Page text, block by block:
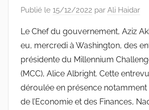
Publié le 15/12/2022 par Ali Haidar
Le Chef du gouvernement, Aziz
eu, mercredi à Washington, des
présidente du Millennium
(MCC), Alice Albright. Cette
déroulée en présence notamment
de l’Economie et des Finances,